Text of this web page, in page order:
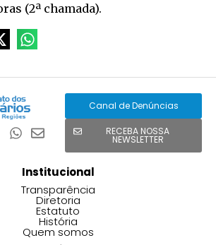
(2ª chamada).
Canal de Denúncias
RECEBA NOSSA
NEWSLETTER
Institucional
Transparência
Diretoria
Estatuto
História
Quem somos